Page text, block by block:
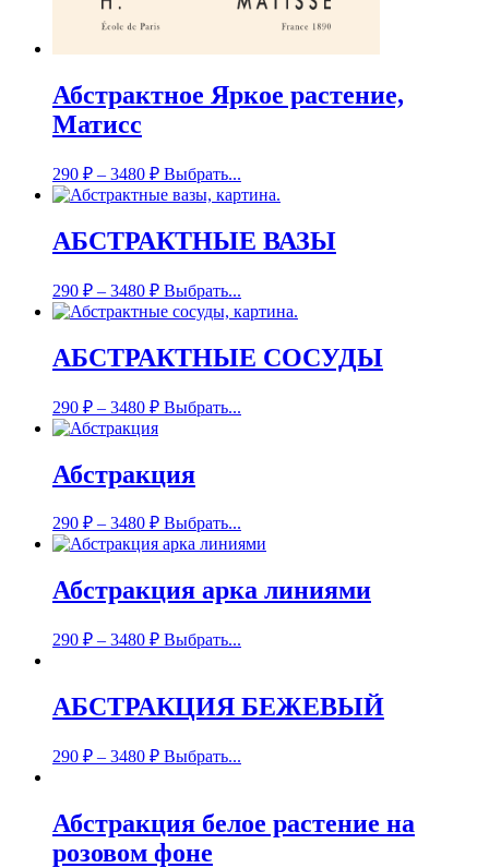
Абстрактное Яркое растение,
Матисс
290 ₽ – 3480 ₽ Выбрать...
АБСТРАКТНЫЕ ВАЗЫ
290 ₽ – 3480 ₽ Выбрать...
АБСТРАКТНЫЕ СОСУДЫ
290 ₽ – 3480 ₽ Выбрать...
Абстракция
290 ₽ – 3480 ₽ Выбрать...
Абстракция арка линиями
290 ₽ – 3480 ₽ Выбрать...
АБСТРАКЦИЯ БЕЖЕВЫЙ
290 ₽ – 3480 ₽ Выбрать...
Абстракция белое растение на
розовом фоне